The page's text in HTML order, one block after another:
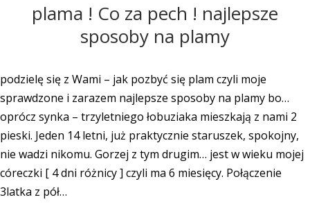
plama ! Co za pech ! najlepsze
sposoby na plamy
podzielę się z Wami – jak pozbyć się plam czyli moje
sprawdzone i zarazem najlepsze sposoby na plamy bo…
oprócz synka – trzyletniego łobuziaka mieszkają z nami 2
pieski. Jeden 14 letni, już praktycznie staruszek, spokojny,
nie wadzi nikomu. Gorzej z tym drugim… jest w wieku mojej
córeczki [ 4 dni różnicy ] czyli ma 6 miesięcy. Połączenie
3latka z pół…